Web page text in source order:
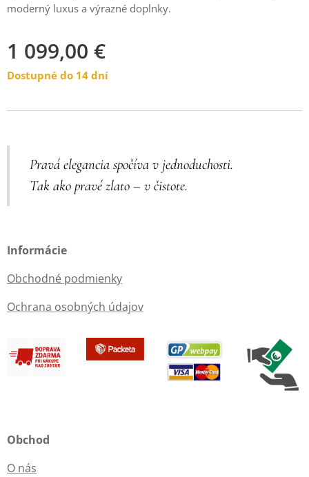
moderný luxus a výrazné doplnky.
1 099,00 €
Dostupné do 14 dní
Pravá elegancia spočíva v jednoduchosti.
Tak ako pravé zlato – v čistote.
Informácie
Obchodné podmienky
Ochrana osobných údajov
Obchod
O nás